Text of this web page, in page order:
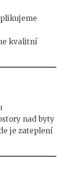
kvalitní
nad byty
je zateplení